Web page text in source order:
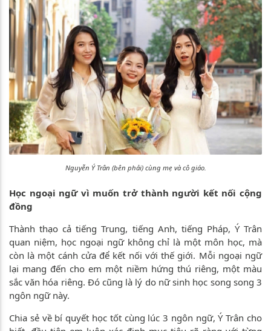
Nguyễn Ý Trân (bên phải) cùng mẹ và cô giáo.
Học ngoại ngữ vì muốn trở thành người kết nối cộng
đồng
Thành thạo cả tiếng Trung, tiếng Anh, tiếng Pháp, Ý Trân
quan niệm, học ngoại ngữ không chỉ là một môn học, mà
còn là một cánh cửa để kết nối với thế giới. Mỗi ngoại ngữ
lại mang đến cho em một niềm hứng thú riêng, một màu
sắc văn hóa riêng. Đó cũng là lý do nữ sinh học song song 3
ngôn ngữ này.
Chia sẻ về bí quyết học tốt cùng lúc 3 ngôn ngữ, Ý Trân cho